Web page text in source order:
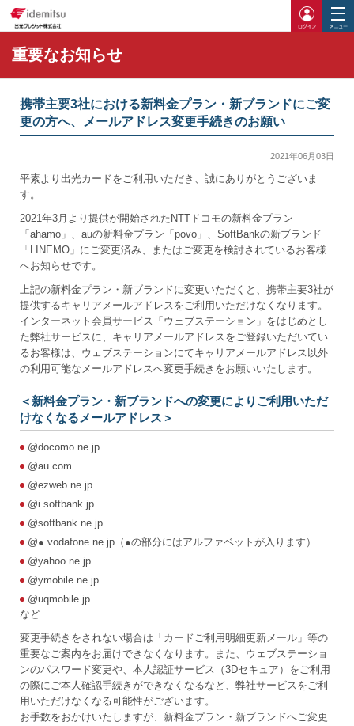
ログイ
重要なお知らせ
携帯主要3社における新料金プラン・新ブランドにご変
更の方へ、メールアドレス変更手続きのお願い
2021年06月03日
平素より出光カードをご利用いただき、誠にありがとうございま
す。
2021年3月より提供が開始されたNTTドコモの新料金プラン
「ahamo」、auの新料金プラン「povo」、SoftBankの新ブランド
「LINEMO」にご変更済み、またはご変更を検討されているお客様
へお知らせです。
上記の新料金プラン・新ブランドに変更いただくと、携帯主要3社が
提供するキャリアメールアドレスをご利用いただけなくなります。
インターネット会員サービス「ウェブステーション」をはじめとし
た弊社サービスに、キャリアメールアドレスをご登録いただいてい
るお客様は、ウェブステーションにてキャリアメールアドレス以外
の利用可能なメールアドレスへ変更手続きをお願いいたします。
＜新料金プラン・新ブランドへの変更によりご利用いただ
けなくなるメールアドレス＞
@docomo.ne.jp
@au.com
@ezweb.ne.jp
@i.softbank.jp
@softbank.ne.jp
@●.vodafone.ne.jp（●の部分にはアルファベットが入ります）
@yahoo.ne.jp
@ymobile.ne.jp
@uqmobile.jp
など
変更手続きをされない場合は「カードご利用明細更新メール」等の
重要なご案内をお届けできなくなります。また、ウェブステーショ
ンのパスワード変更や、本人認証サービス（3Dセキュア）をご利用
の際にご本人確認手続きができなくなるなど、弊社サービスをご利
用いただけなくなる可能性がございます。
お手数をおかけいたしますが、新料金プラン・新ブランドへご変更